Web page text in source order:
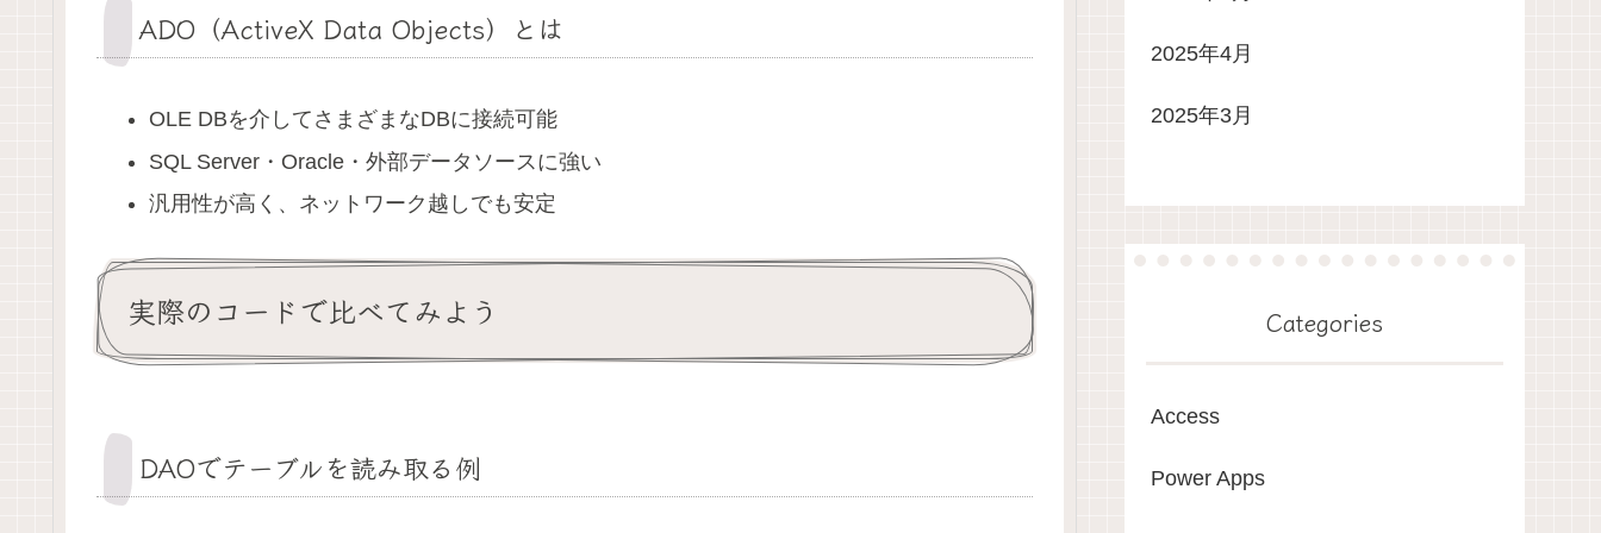
ADO（ActiveX Data Objects）とは
OLE DBを介してさまざまなDBに接続可能
SQL Server・Oracle・外部データソースに強い
汎用性が高く、ネットワーク越しでも安定
実際のコードで比べてみよう
DAOでテーブルを読み取る例
2025年4月
2025年3月
Categories
Access
Power Apps